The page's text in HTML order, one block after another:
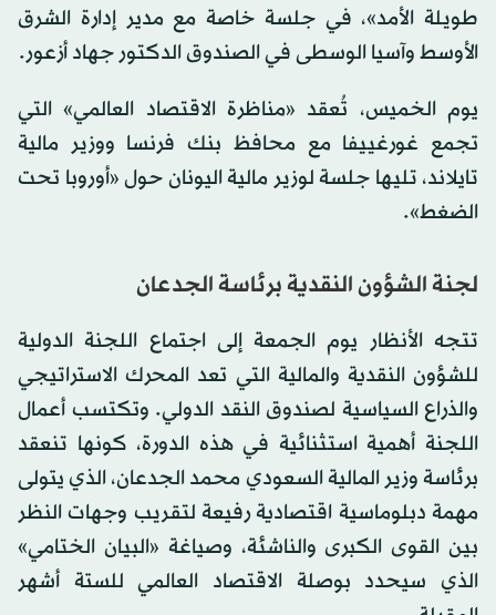
طويلة الأمد»، في جلسة خاصة مع مدير إدارة الشرق
الأوسط وآسيا الوسطى في الصندوق الدكتور جهاد أزعور.
يوم الخميس، تُعقد «مناظرة الاقتصاد العالمي» التي
تجمع غورغييفا مع محافظ بنك فرنسا ووزير مالية
تايلاند، تليها جلسة لوزير مالية اليونان حول «أوروبا تحت
الضغط».
لجنة الشؤون النقدية برئاسة الجدعان
تتجه الأنظار يوم الجمعة إلى اجتماع اللجنة الدولية
للشؤون النقدية والمالية التي تعد المحرك الاستراتيجي
والذراع السياسية لصندوق النقد الدولي. وتكتسب أعمال
اللجنة أهمية استثنائية في هذه الدورة، كونها تنعقد
برئاسة وزير المالية السعودي محمد الجدعان، الذي يتولى
مهمة دبلوماسية اقتصادية رفيعة لتقريب وجهات النظر
بين القوى الكبرى والناشئة، وصياغة «البيان الختامي»
الذي سيحدد بوصلة الاقتصاد العالمي للستة أشهر